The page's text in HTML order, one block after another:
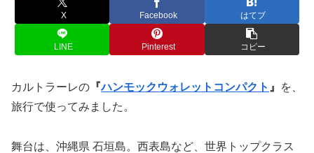
X Facebook はてブ
LINE Pinterest コピー
カルトラーレの 『ハンモックウォレットコンパクト 』
を、
旅行で使ってみました。
舞台は、沖縄県 石垣島。西表島など、世界トップクラス